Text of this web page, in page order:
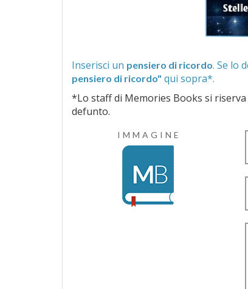
Inserisci un pensiero di ricordo
pensiero di ricordo" qui sopra*.
*Lo staff di Memories Books si riserva il diritto di
defunto.
IMMAGINE